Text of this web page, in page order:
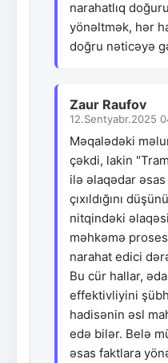
narahatlıq
yönəltmək, hər
doğru nəticəyə
Zaur Raufov
12.Sentyabr.2025
Məqalədəki
çəkdi, lakin
ilə əlaqədar
çıxıldığını
nitqindəki
məhkəmə
narahat edici
Bu cür hallar,
effektivliyini
hadisənin əsl
edə bilər. Belə
əsas faktlara